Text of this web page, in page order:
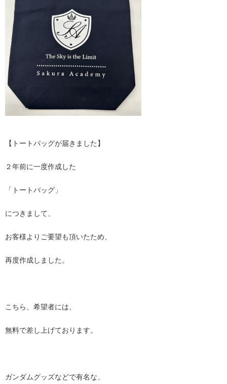
【トートバッグが届きました】
２年前に一度作成した
「トートバッグ」
につきまして、
お客様よりご要望も頂いたため、
再度作成しました。
こちら、希望者には、
無料で差し上げております。
ガンダムグッズなどで有名な、